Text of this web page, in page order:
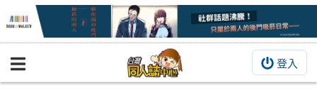
登入
BOOKY書集倉庫